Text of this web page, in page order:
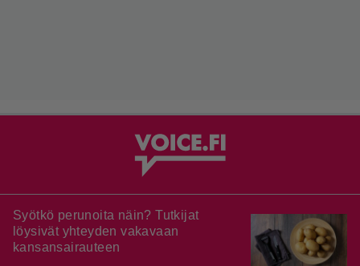
Syötkö perunoita näin? Tutkijat
löysivät yhteyden vakavaan
kansansairauteen